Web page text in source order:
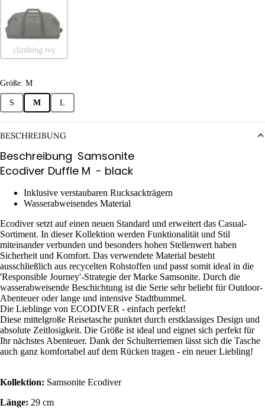
climbing ivy
Größe: M
S M L
BESCHREIBUNG
Beschreibung Samsonite
Ecodiver Duffle M - black
Inklusive verstaubaren Rucksackträgern
Wasserabweisendes Material
Ecodiver setzt auf einen neuen Standard und erweitert das Casual-
Sortiment. In dieser Kollektion werden Funktionalität und Stil
miteinander verbunden und besonders hohen Stellenwert haben
Sicherheit und Komfort. Das verwendete Material besteht
ausschließlich aus recycelten Rohstoffen und passt somit ideal in die
'Responsible Journey'-Strategie der Marke Samsonite. Durch die
wasserabweisende Beschichtung ist die Serie sehr beliebt für Outdoor-
Abenteuer oder lange und intensive Stadtbummel.
Die Lieblinge von ECODIVER - einfach perfekt!
Diese mittelgroße Reisetasche punktet durch erstklassiges Design und
absolute Zeitlosigkeit. Die Größe ist ideal und eignet sich perfekt für
Ihr nächstes Abenteuer. Dank der Schulterriemen lässt sich die Tasche
auch ganz komfortabel auf dem Rücken tragen - ein neuer Liebling!
Kollektion: Samsonite Ecodiver
Länge: 29 cm